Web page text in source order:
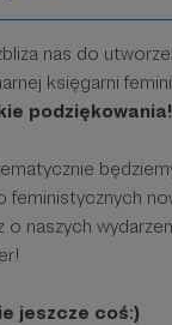
nas do
księgarni
podziękowania!
feministycznych
o naszych
jeszcze coś:)